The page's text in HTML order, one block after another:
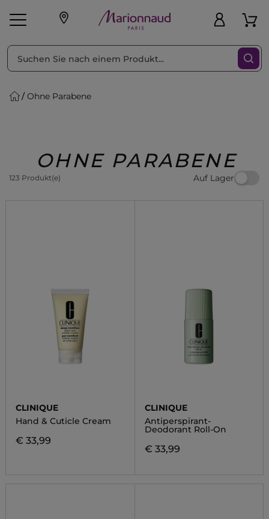
Geschenke
Ohne Parabene
OHNE PARABENE
123 Produkt(e) Auf Lager
sortieren nach Filter
CLINIQUE
Hand & Cuticle Cream
€ 33,99
CLINIQUE
Antiperspirant-
Deodorant Roll-On
€ 33,99